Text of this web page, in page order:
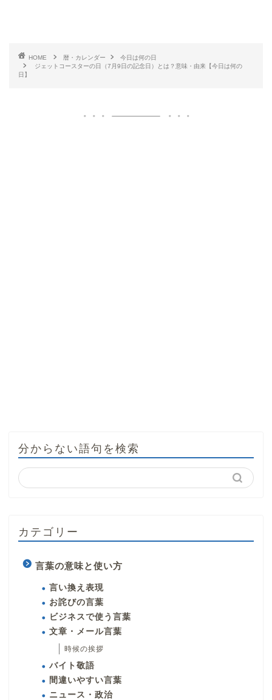
HOME 暦・カレンダー
今日は何の日
ジェットコースターの日（7月9日の記念日）とは？意味・由来【今日は何の
日】
分からない語句を検索
カテゴリー
言葉の意味と使い方
言い換え表現
お詫びの言葉
ビジネスで使う言葉
文章・メール言葉
時候の挨拶
バイト敬語
間違いやすい言葉
ニュース・政治